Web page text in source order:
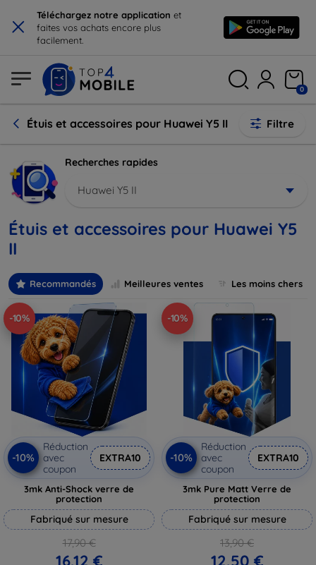
× Téléchargez notre application et
faites vos achats encore plus
facilement.
0
Étuis et accessoires pour Huawei Y5 II Filtre
Recherches rapides
Huawei Y5 II
Étuis et accessoires pour Huawei Y5
II
Recommandés Meilleures ventes Les moins chers
-10%
-10%
Réduction
avec
coupon
EXTRA10
3mk Anti-Shock verre de
protection
Fabriqué sur mesure
17,90 €
16,12 €
-10%
-10%
Réduction
avec
coupon
EXTRA10
3mk Pure Matt Verre de
protection
Fabriqué sur mesure
13,90 €
12,50 €